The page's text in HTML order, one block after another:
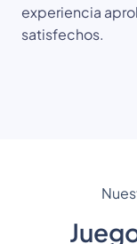
experiencia
satisfechos.